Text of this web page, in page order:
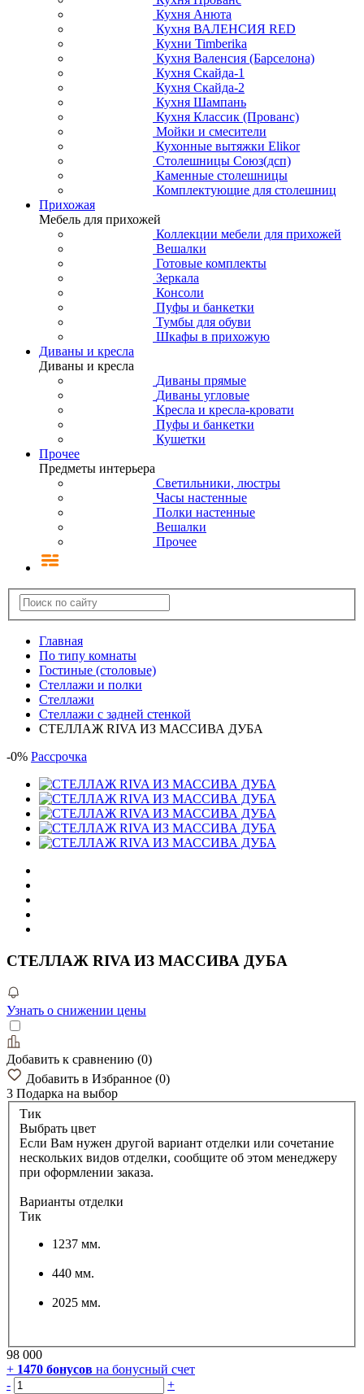
Кухня Анюта
Кухня ВАЛЕНСИЯ RED
Кухни Timberika
Кухня Валенсия (Барселона)
Кухня Скайда-1
Кухня Скайда-2
Кухня Шампань
Кухня Классик (Прованс)
Мойки и смесители
Кухонные вытяжки Elikor
Столешницы Союз(дсп)
Каменные столешницы
Комплектующие для столешниц
Прихожая
Мебель для прихожей
Коллекции мебели для прихожей
Вешалки
Готовые комплекты
Зеркала
Консоли
Пуфы и банкетки
Тумбы для обуви
Шкафы в прихожую
Диваны и кресла
Диваны и кресла
Диваны прямые
Диваны угловые
Кресла и кресла-кровати
Пуфы и банкетки
Кушетки
Прочее
Предметы интерьера
Светильники, люстры
Часы настенные
Полки настенные
Вешалки
Прочее
Главная
По типу комнаты
Гостиные (столовые)
Стеллажи и полки
Стеллажи
Стеллажи с задней стенкой
СТЕЛЛАЖ RIVA ИЗ МАССИВА ДУБА
-0% Рассрочка
СТЕЛЛАЖ RIVA ИЗ МАССИВА ДУБА
Узнать о снижении цены
Добавить к сравнению (0)
Добавить в Избранное (0)
3 Подарка на выбор
Тик
Выбрать цвет
Если Вам нужен другой вариант отделки или сочетание
нескольких видов отделки, сообщите об этом менеджеру
при оформлении заказа.
Варианты отделки
Тик
1237 мм.
440 мм.
2025 мм.
98 000
+ 1470 бонусов на бонусный счет
-
+